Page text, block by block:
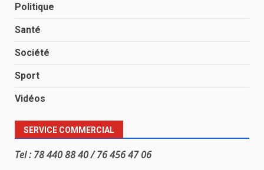
Politique
Santé
Société
Sport
Vidéos
SERVICE COMMERCIAL
Tel : 78 440 88 40 / 76 456 47 06